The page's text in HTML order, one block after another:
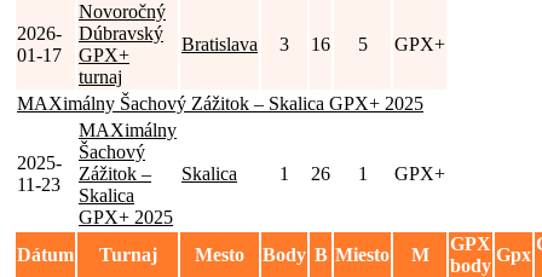
2026-
01-17
Novoročný
Dúbravský
GPX+
turnaj
Bratislava 3 16 5 GPX+
MAXimálny Šachový Zážitok – Skalica GPX+ 2025
2025-
11-23
MAXimálny
Šachový
Zážitok –
Skalica
GPX+ 2025
Skalica 1 26 1 GPX+
Dátum Turnaj Mesto Body B Miesto M
GPX
body
Gpx